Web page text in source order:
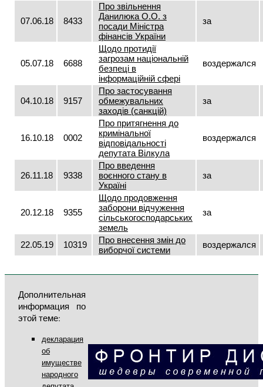
07.06.18 8433
Про звільнення
Данилюка О.О. з
посади Міністра
фінансів України
за
05.07.18 6688
Щодо протидії
загрозам національній
безпеці в
інформаційній сфері
воздержался
04.10.18 9157
Про застосування
обмежувальних
заходів (санкцій)
за
16.10.18 0002
Про притягнення до
кримінальної
відповідальності
депутата Вілкула
воздержался
26.11.18 9338
Про введення
воєнного стану в
Україні
за
20.12.18 9355
Щодо продовження
заборони відчуження
сільськогосподарських
земель
за
22.05.19 10319
Про внесення змін до
виборчої системи
воздержался
Дополнительная
информация по
этой теме:
декларация
об
имуществе
народного